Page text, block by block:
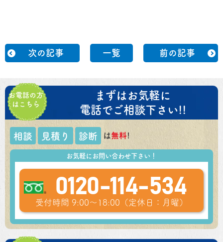
次の記事 一覧 前の記事
お電話の方
はこちら
まずはお気軽に
電話でご相談下さい!!
相談 見積り 診断 は無料!
お気軽にお問い合わせ下さい！
0120-114-534
受付時間 9:00～18:00（定休日：月曜）